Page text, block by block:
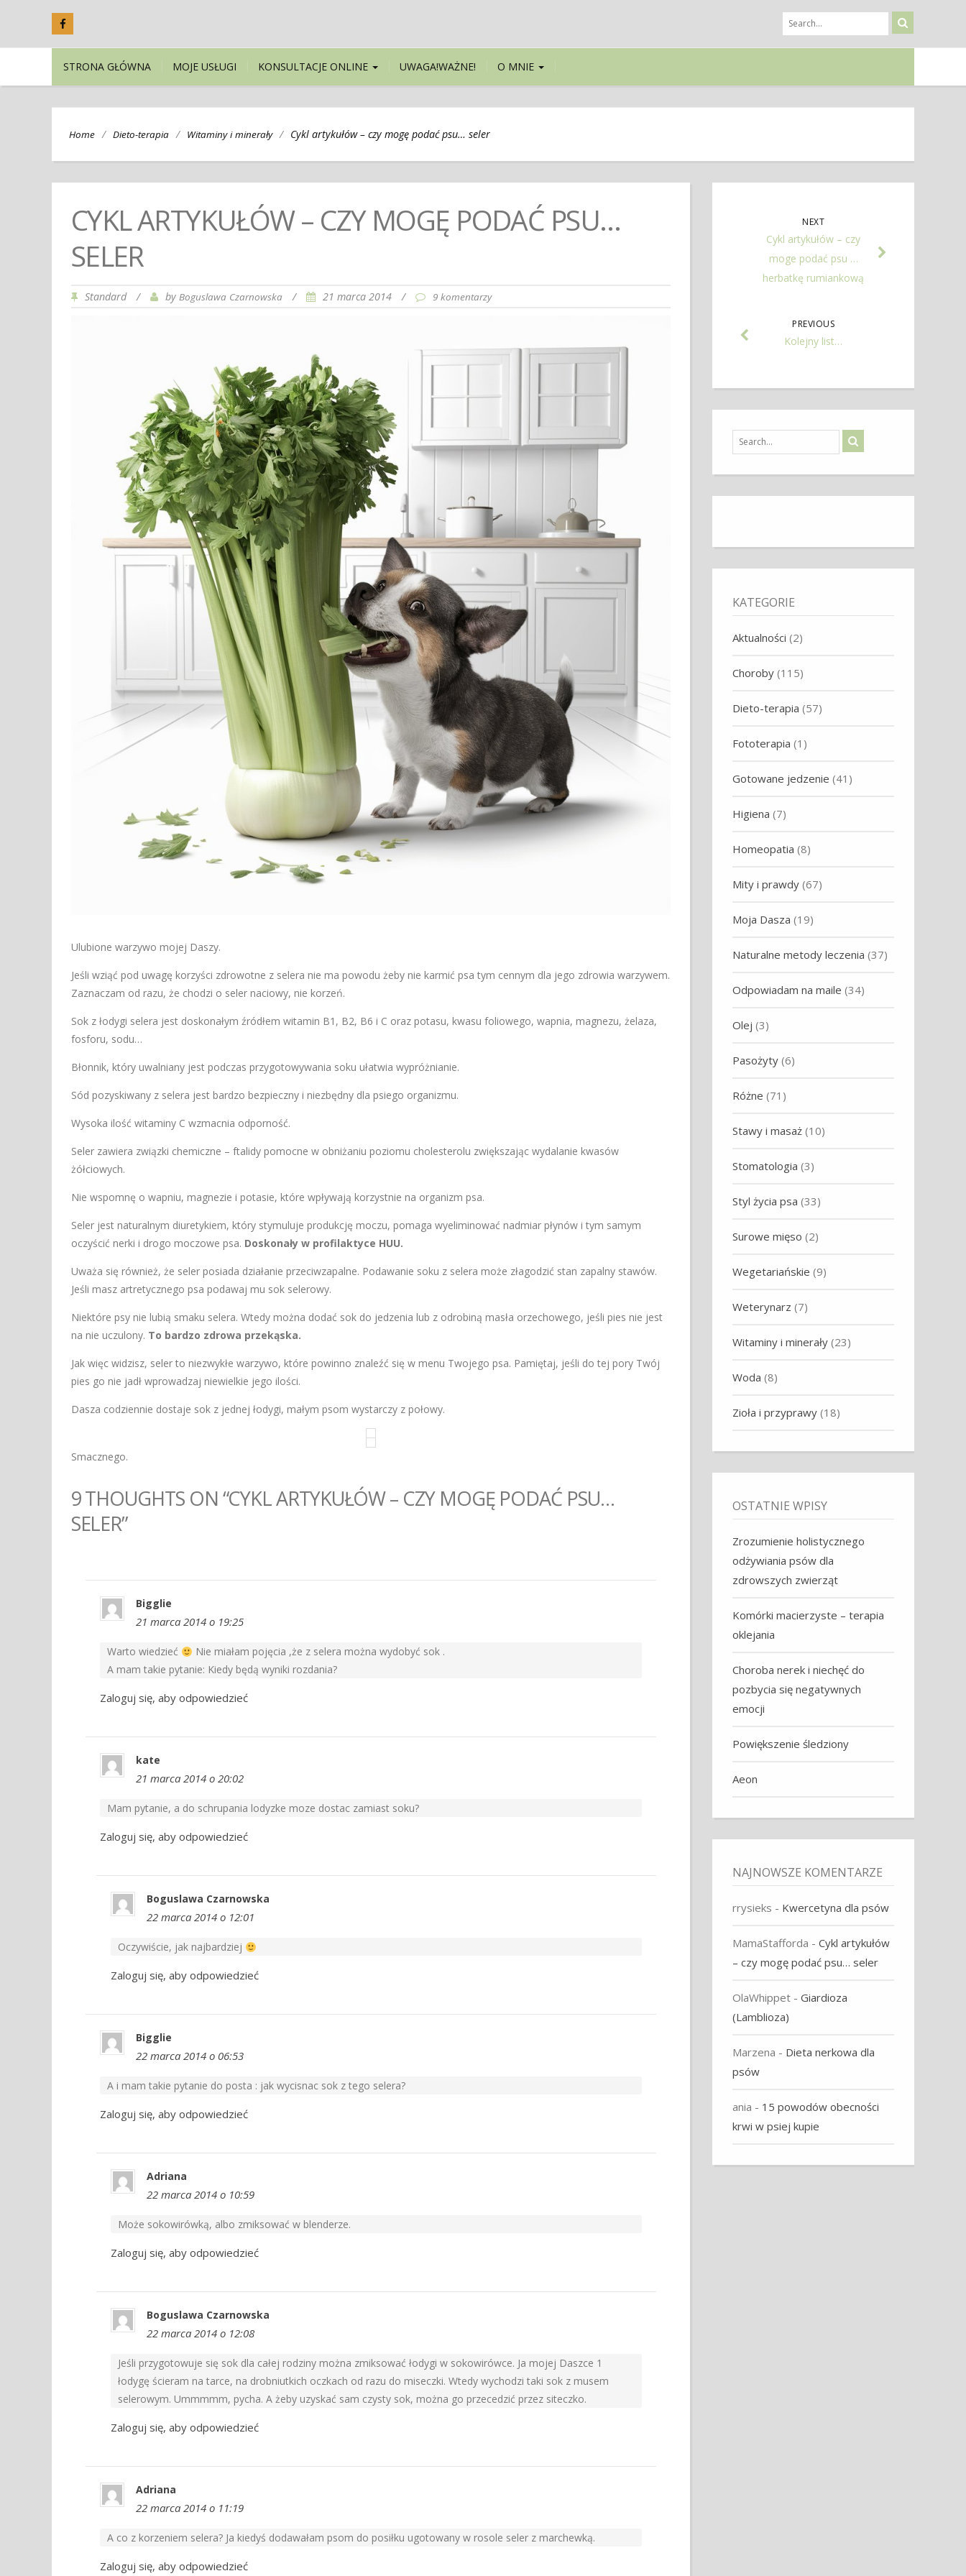
STRONA GŁÓWNA MOJE USŁUGI KONSULTACJE ONLINE UWAGA!WAŻNE! O MNIE
Home / Dieto-terapia / Witaminy i minerały / Cykl artykułów – czy mogę podać psu… seler
CYKL ARTYKUŁÓW – CZY MOGĘ PODAĆ PSU…
SELER
Standard / by Boguslawa Czarnowska / 21 marca 2014 / 9 komentarzy
Ulubione warzywo mojej Daszy.
Jeśli wziąć pod uwagę korzyści zdrowotne z selera nie ma powodu żeby nie karmić psa tym cennym dla jego zdrowia warzywem.
Zaznaczam od razu, że chodzi o seler naciowy, nie korzeń.
Sok z łodygi selera jest doskonałym źródłem witamin B1, B2, B6 i C oraz potasu, kwasu foliowego, wapnia, magnezu, żelaza,
fosforu, sodu…
Błonnik, który uwalniany jest podczas przygotowywania soku ułatwia wypróżnianie.
Sód pozyskiwany z selera jest bardzo bezpieczny i niezbędny dla psiego organizmu.
Wysoka ilość witaminy C wzmacnia odporność.
Seler zawiera związki chemiczne – ftalidy pomocne w obniżaniu poziomu cholesterolu zwiększając wydalanie kwasów
żółciowych.
Nie wspomnę o wapniu, magnezie i potasie, które wpływają korzystnie na organizm psa.
Seler jest naturalnym diuretykiem, który stymuluje produkcję moczu, pomaga wyeliminować nadmiar płynów i tym samym
oczyścić nerki i drogo moczowe psa. Doskonały w profilaktyce HUU.
Uważa się również, że seler posiada działanie przeciwzapalne. Podawanie soku z selera może złagodzić stan zapalny stawów.
Jeśli masz artretycznego psa podawaj mu sok selerowy.
Niektóre psy nie lubią smaku selera. Wtedy można dodać sok do jedzenia lub z odrobiną masła orzechowego, jeśli pies nie jest
na nie uczulony. To bardzo zdrowa przekąska.
Jak więc widzisz, seler to niezwykłe warzywo, które powinno znaleźć się w menu Twojego psa. Pamiętaj, jeśli do tej pory Twój
pies go nie jadł wprowadzaj niewielkie jego ilości.
Dasza codziennie dostaje sok z jednej łodygi, małym psom wystarczy z połowy.
Smacznego.
9 THOUGHTS ON “CYKL ARTYKUŁÓW – CZY MOGĘ PODAĆ PSU…
SELER”
Bigglie
21 marca 2014 o 19:25
Warto wiedzieć
Nie miałam pojęcia ,że z selera można wydobyć sok .
A mam takie pytanie: Kiedy będą wyniki rozdania?
Zaloguj się, aby odpowiedzieć
kate
21 marca 2014 o 20:02
Mam pytanie, a do schrupania lodyzke moze dostac zamiast soku?
Zaloguj się, aby odpowiedzieć
Boguslawa Czarnowska
22 marca 2014 o 12:01
Oczywiście, jak najbardziej
Zaloguj się, aby odpowiedzieć
Bigglie
22 marca 2014 o 06:53
A i mam takie pytanie do posta : jak wycisnac sok z tego selera?
Zaloguj się, aby odpowiedzieć
Adriana
22 marca 2014 o 10:59
Może sokowirówką, albo zmiksować w blenderze.
Zaloguj się, aby odpowiedzieć
Boguslawa Czarnowska
22 marca 2014 o 12:08
Jeśli przygotowuje się sok dla całej rodziny można zmiksować łodygi w sokowirówce. Ja mojej Daszce 1
łodygę ścieram na tarce, na drobniutkich oczkach od razu do miseczki. Wtedy wychodzi taki sok z musem
selerowym. Ummmmm, pycha. A żeby uzyskać sam czysty sok, można go przecedzić przez siteczko.
Zaloguj się, aby odpowiedzieć
Adriana
22 marca 2014 o 11:19
A co z korzeniem selera? Ja kiedyś dodawałam psom do posiłku ugotowany w rosole seler z marchewką.
Zaloguj się, aby odpowiedzieć
NEXT
Cykl artykułów – czy
moge podać psu …
herbatkę rumiankową
PREVIOUS
Kolejny list…
KATEGORIE
Aktualności (2)
Choroby (115)
Dieto-terapia (57)
Fototerapia (1)
Gotowane jedzenie (41)
Higiena (7)
Homeopatia (8)
Mity i prawdy (67)
Moja Dasza (19)
Naturalne metody leczenia (37)
Odpowiadam na maile (34)
Olej (3)
Pasożyty (6)
Różne (71)
Stawy i masaż (10)
Stomatologia (3)
Styl życia psa (33)
Surowe mięso (2)
Wegetariańskie (9)
Weterynarz (7)
Witaminy i minerały (23)
Woda (8)
Zioła i przyprawy (18)
OSTATNIE WPISY
Zrozumienie holistycznego
odżywiania psów dla
zdrowszych zwierząt
Komórki macierzyste – terapia
oklejania
Choroba nerek i niechęć do
pozbycia się negatywnych
emocji
Powiększenie śledziony
Aeon
NAJNOWSZE KOMENTARZE
rrysieks - Kwercetyna dla psów
MamaStafforda -Cykl artykułów
– czy mogę podać psu… seler
OlaWhippet -Giardioza
(Lamblioza)
Marzena - Dieta nerkowa dla
psów
ania - 15 powodów obecności
krwi w psiej kupie